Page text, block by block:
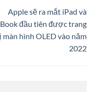
Apple sẽ ra mắt iPad và
đầu tiên được trang
màn hình OLED vào năm
2022